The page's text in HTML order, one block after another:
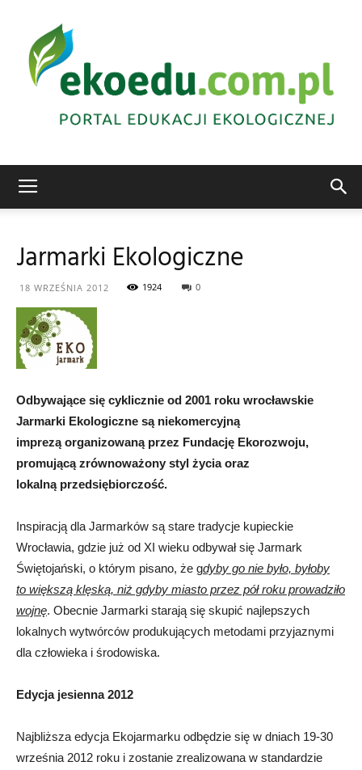
ekologiczna
Jarmarki Ekologiczne
18 WRZEŚNIA 2012 1924 0
Odbywające się cyklicznie od 2001 roku wrocławskie
Jarmarki Ekologiczne są niekomercyjną
imprezą organizowaną przez Fundację Ekorozwoju,
promującą zrównoważony styl życia oraz
lokalną przedsiębiorczość.
Inspiracją dla Jarmarków są stare tradycje kupieckie
Wrocławia, gdzie już od XI wieku odbywał się Jarmark
Świętojański, o którym pisano, że gdyby go nie było, byłoby
to większą klęską, niż gdyby miasto przez pół roku prowadziło
wojnę. Obecnie Jarmarki starają się skupić najlepszych
lokalnych wytwórców produkujących metodami przyjaznymi
dla człowieka i środowiska.
Edycja jesienna 2012
Najbliższa edycja Ekojarmarku odbędzie się w dniach 19-30
września 2012 roku i zostanie zrealizowana w standardzie